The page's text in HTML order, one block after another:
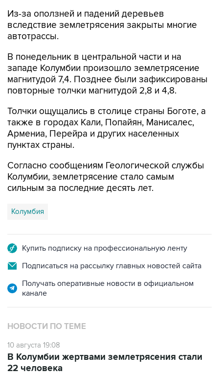
Из-за оползней и падений деревьев
вследствие землетрясения закрыты многие
автотрассы.
В понедельник в центральной части и на
западе Колумбии произошло землетрясение
магнитудой 7,4. Позднее были зафиксированы
повторные толчки магнитудой 2,8 и 4,8.
Толчки ощущались в столице страны Боготе, а
также в городах Кали, Попайян, Манисалес,
Армениа, Перейра и других населенных
пунктах страны.
Согласно сообщениям Геологической службы
Колумбии, землетрясение стало самым
сильным за последние десять лет.
Колумбия
Купить подписку на профессиональную ленту
Подписаться на рассылку главных новостей сайта
Получать оперативные новости в официальном
канале
НОВОСТИ ПО ТЕМЕ
10 августа 19:08
В Колумбии жертвами землетрясения стали
22 человека